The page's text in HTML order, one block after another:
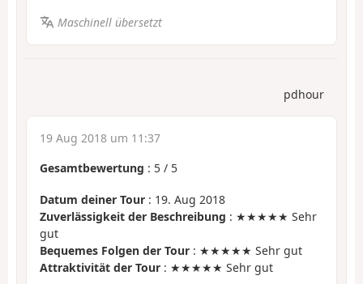
Maschinell übersetzt
pdhour
19 Aug 2018 um 11:37
Gesamtbewertung : 5 / 5
Datum deiner Tour : 19. Aug 2018
Zuverlässigkeit der Beschreibung : ★★★★★ Sehr
gut
Bequemes Folgen der Tour : ★★★★★ Sehr gut
Attraktivität der Tour : ★★★★★ Sehr gut